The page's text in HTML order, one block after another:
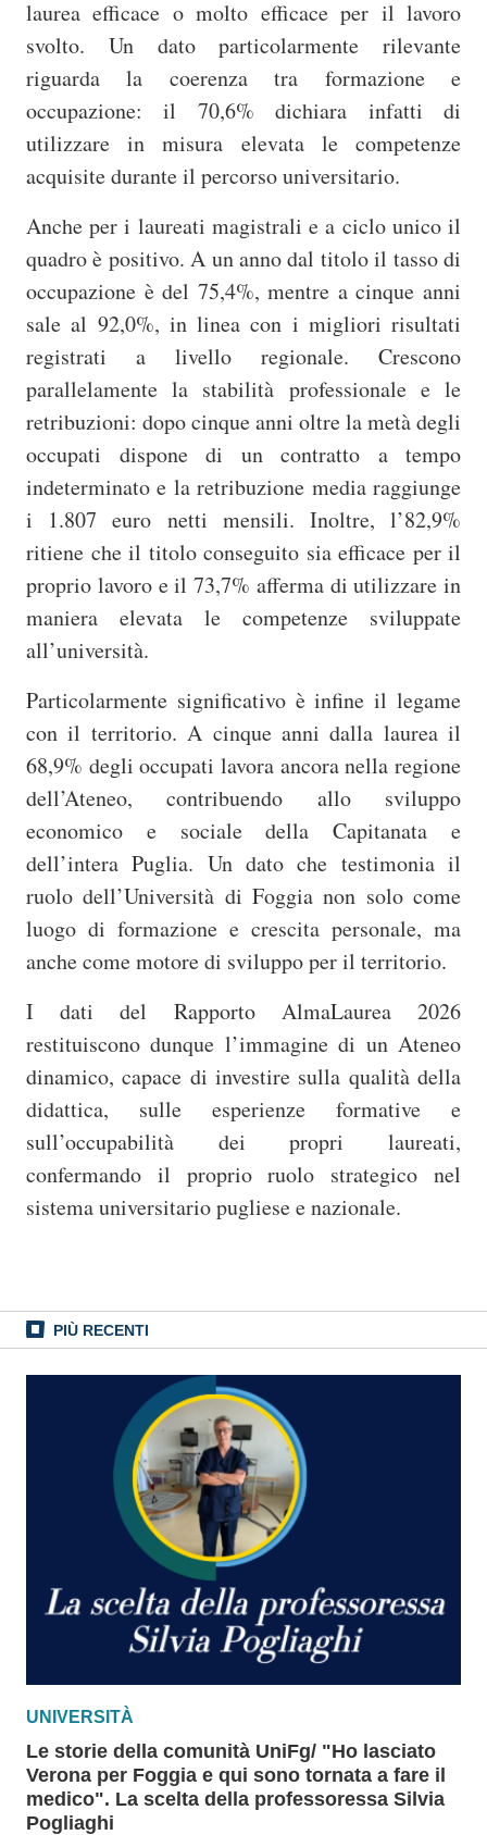
laurea efficace o molto efficace per il lavoro
svolto. Un dato particolarmente rilevante
riguarda la coerenza tra formazione e
occupazione: il 70,6% dichiara infatti di
utilizzare in misura elevata le competenze
acquisite durante il percorso universitario.
Anche per i laureati magistrali e a ciclo unico il
quadro è positivo. A un anno dal titolo il tasso di
occupazione è del 75,4%, mentre a cinque anni
sale al 92,0%, in linea con i migliori risultati
registrati a livello regionale. Crescono
parallelamente la stabilità professionale e le
retribuzioni: dopo cinque anni oltre la metà degli
occupati dispone di un contratto a tempo
indeterminato e la retribuzione media raggiunge
i 1.807 euro netti mensili. Inoltre, l’82,9%
ritiene che il titolo conseguito sia efficace per il
proprio lavoro e il 73,7% afferma di utilizzare in
maniera elevata le competenze sviluppate
all’università.
Particolarmente significativo è infine il legame
con il territorio. A cinque anni dalla laurea il
68,9% degli occupati lavora ancora nella regione
dell’Ateneo, contribuendo allo sviluppo
economico e sociale della Capitanata e
dell’intera Puglia. Un dato che testimonia il
ruolo dell’Università di Foggia non solo come
luogo di formazione e crescita personale, ma
anche come motore di sviluppo per il territorio.
I dati del Rapporto AlmaLaurea 2026
restituiscono dunque l’immagine di un Ateneo
dinamico, capace di investire sulla qualità della
didattica, sulle esperienze formative e
sull’occupabilità dei propri laureati,
confermando il proprio ruolo strategico nel
sistema universitario pugliese e nazionale.
PIÙ RECENTI
UNIVERSITÀ
Le storie della comunità UniFg/ "Ho lasciato
Verona per Foggia e qui sono tornata a fare il
medico". La scelta della professoressa Silvia
Pogliaghi